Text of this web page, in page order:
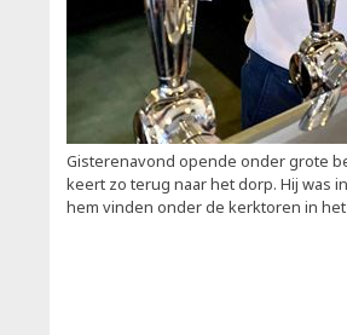
Gisterenavond opende onder grote
keert zo terug naar het dorp. Hij was
hem vinden onder de kerktoren in